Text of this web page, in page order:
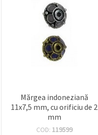
Mărgea indoneziană
11x7,5 mm, cu orificiu de 2
mm
COD: 119599